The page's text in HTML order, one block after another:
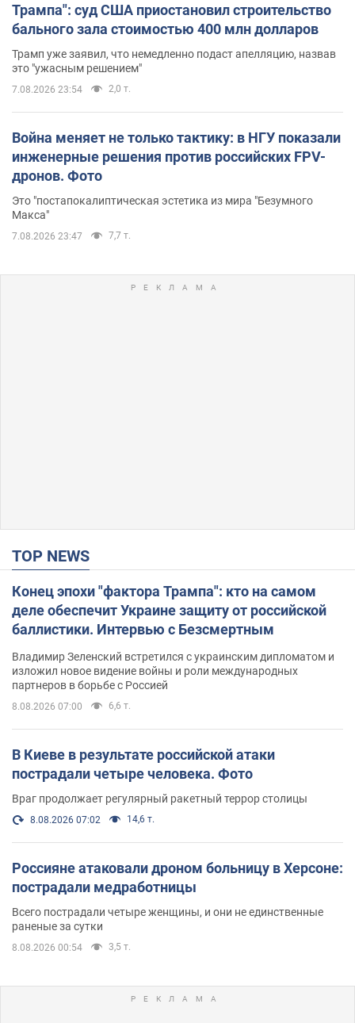
Трампа": суд США приостановил строительство
бального зала стоимостью 400 млн долларов
Трамп уже заявил, что немедленно подаст апелляцию, назвав
это "ужасным решением"
7.08.2026 23:54 2,0 т.
Война меняет не только тактику: в НГУ показали
инженерные решения против российских FPV-
дронов. Фото
Это "постапокалиптическая эстетика из мира "Безумного
Макса"
7.08.2026 23:47 7,7 т.
TOP NEWS
Конец эпохи "фактора Трампа": кто на самом
деле обеспечит Украине защиту от российской
баллистики. Интервью с Безсмертным
Владимир Зеленский встретился с украинским дипломатом и
изложил новое видение войны и роли международных
партнеров в борьбе с Россией
8.08.2026 07:00 6,6 т.
В Киеве в результате российской атаки
пострадали четыре человека. Фото
Враг продолжает регулярный ракетный террор столицы
8.08.2026 07:02 14,6 т.
Россияне атаковали дроном больницу в Херсоне:
пострадали медработницы
Всего пострадали четыре женщины, и они не единственные
раненые за сутки
8.08.2026 00:54 3,5 т.